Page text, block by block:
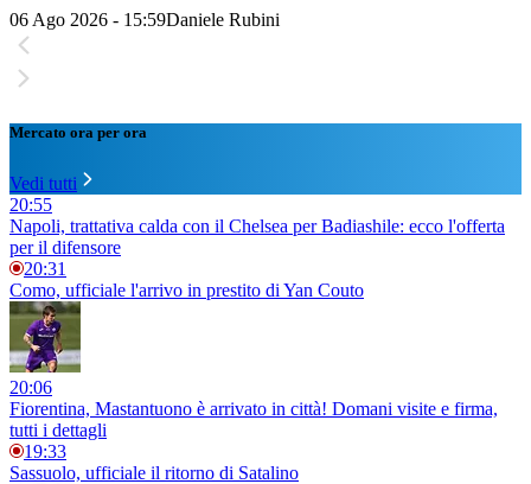
06 Ago 2026 - 15:59Daniele Rubini
Mercato ora per ora
Vedi tutti
20:55
Napoli, trattativa calda con il Chelsea per Badiashile: ecco l'offerta
per il difensore
20:31
Como, ufficiale l'arrivo in prestito di Yan Couto
20:06
Fiorentina, Mastantuono è arrivato in città! Domani visite e firma,
tutti i dettagli
19:33
Sassuolo, ufficiale il ritorno di Satalino